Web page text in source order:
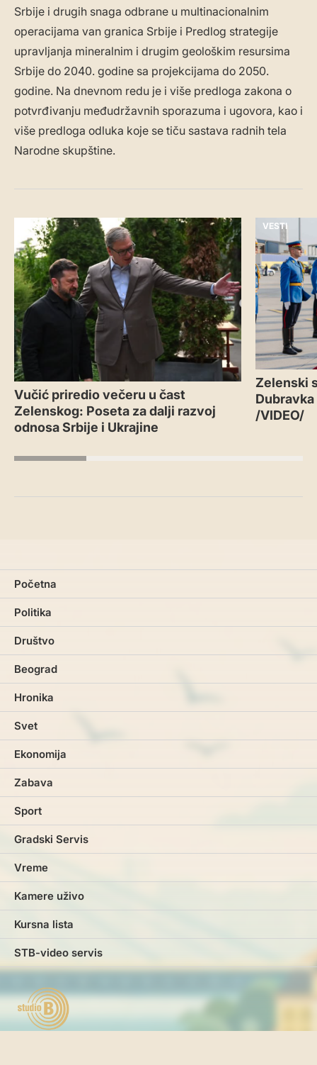
Srbije i drugih snaga odbrane u multinacionalnim
operacijama van granica Srbije i Predlog strategije
upravljanja mineralnim i drugim geološkim resursima
Srbije do 2040. godine sa projekcijama do 2050.
godine. Na dnevnom redu je i više predloga zakona o
potvrđivanju međudržavnih sporazuma i ugovora, kao i
više predloga odluka koje se tiču sastava radnih tela
Narodne skupštine.
VESTI
Vučić priredio večeru u čast
Zelenskog: Poseta za dalji razvoj
odnosa Srbije i Ukrajine
VESTI
Zelenski
/VIDEO/
Početna
Politika
Društvo
Beograd
Hronika
Svet
Ekonomija
Zabava
Sport
Gradski Servis
Vreme
Kamere uživo
Kursna lista
STB-video servis